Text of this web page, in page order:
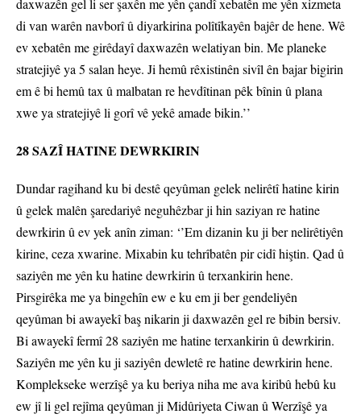
daxwazên gel li ser şaxên me yên çandî xebatên me yên xizmeta
di van warên navborî û diyarkirina polîtîkayên bajêr de hene. Wê
ev xebatên me girêdayî daxwazên welatiyan bin. Me planeke
stratejiyê ya 5 salan heye. Ji hemû rêxistinên sivîl ên bajar bigirin
em ê bi hemû tax û malbatan re hevdîtinan pêk bînin û plana
xwe ya stratejiyê li gorî vê yekê amade bikin.’’
28 SAZÎ HATINE DEWRKIRIN
Dundar ragihand ku bi destê qeyûman gelek nelirêtî hatine kirin
û gelek malên şaredariyê neguhêzbar ji hin saziyan re hatine
dewrkirin û ev yek anîn ziman: ‘’Em dizanin ku ji ber nelirêtiyên
kirine, ceza xwarine. Mixabin ku tehrîbatên pir cidî hiştin. Qad û
saziyên me yên ku hatine dewrkirin û terxankirin hene.
Pirsgirêka me ya bingehîn ew e ku em ji ber gendeliyên
qeyûman bi awayekî baş nikarin ji daxwazên gel re bibin bersiv.
Bi awayekî fermî 28 saziyên me hatine terxankirin û dewrkirin.
Saziyên me yên ku ji saziyên dewletê re hatine dewrkirin hene.
Komplekseke werzîşê ya ku beriya niha me ava kiribû hebû ku
ew jî li gel rejîma qeyûman ji Midûriyeta Ciwan û Werzîşê ya